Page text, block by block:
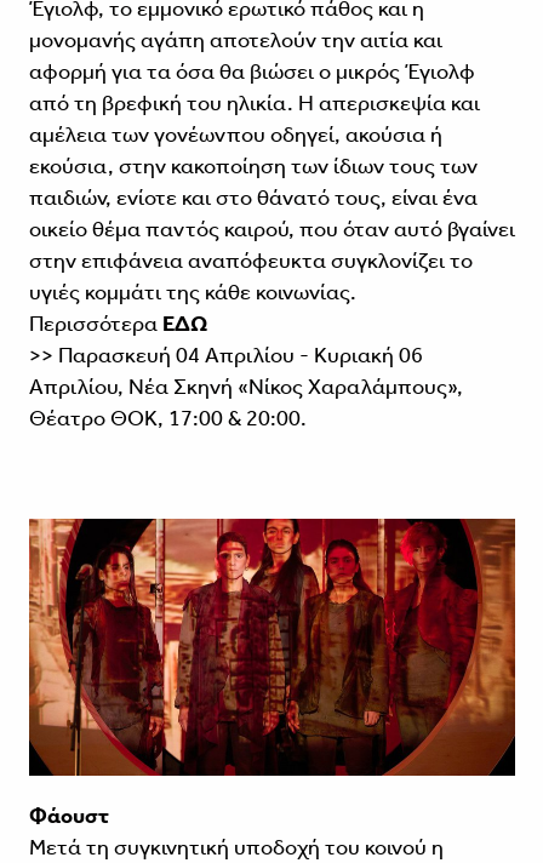
Έγιολφ, το εμμονικό ερωτικό πάθος και η
μονομανής αγάπη αποτελούν την αιτία και
αφορμή για τα όσα θα βιώσει ο μικρός Έγιολφ
από τη βρεφική του ηλικία. Η απερισκεψία και
αμέλεια των γονέωνπου οδηγεί, ακούσια ή
εκούσια, στην κακοποίηση των ίδιων τους των
παιδιών, ενίοτε και στο θάνατό τους, είναι ένα
οικείο θέμα παντός καιρού, που όταν αυτό βγαίνει
στην επιφάνεια αναπόφευκτα συγκλονίζει το
υγιές κομμάτι της κάθε κοινωνίας.
Περισσότερα ΕΔΩ
>> Παρασκευή 04 Απριλίου - Κυριακή 06
Απριλίου, Νέα Σκηνή «Νίκος Χαραλάμπους»,
Θέατρο ΘΟΚ, 17:00 & 20:00.
Φάουστ
Μετά τη συγκινητική υποδοχή του κοινού η